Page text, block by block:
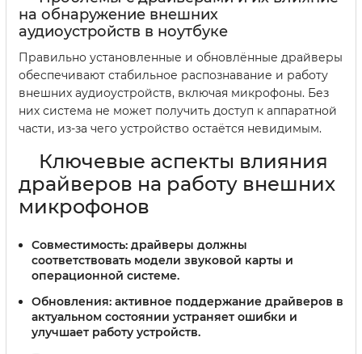
на обнаружение внешних
аудиоустройств в ноутбуке
Правильно установленные и обновлённые драйверы
обеспечивают стабильное распознавание и работу
внешних аудиоустройств, включая микрофоны. Без
них система не может получить доступ к аппаратной
части, из-за чего устройство остаётся невидимым.
Ключевые аспекты влияния
драйверов на работу внешних
микрофонов
Совместимость: драйверы должны
соответствовать модели звуковой карты и
операционной системе.
Обновления: активное поддержание драйверов в
актуальном состоянии устраняет ошибки и
улучшает работу устройств.